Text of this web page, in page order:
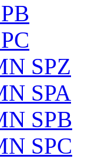
SPZ
SPA
SPB
SPC